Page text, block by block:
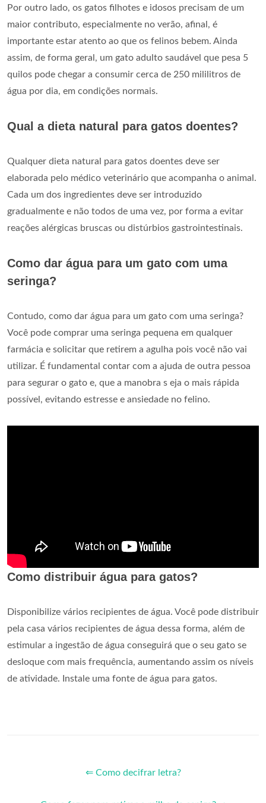
Por outro lado, os gatos filhotes e idosos precisam de um
maior contributo, especialmente no verão, afinal, é
importante estar atento ao que os felinos bebem. Ainda
assim, de forma geral, um gato adulto saudável que pesa 5
quilos pode chegar a consumir cerca de 250 mililitros de
água por dia, em condições normais.
Qual a dieta natural para gatos doentes?
Qualquer dieta natural para gatos doentes deve ser
elaborada pelo médico veterinário que acompanha o animal.
Cada um dos ingredientes deve ser introduzido
gradualmente e não todos de uma vez, por forma a evitar
reações alérgicas bruscas ou distúrbios gastrointestinais.
Como dar água para um gato com uma
seringa?
Contudo, como dar água para um gato com uma seringa?
Você pode comprar uma seringa pequena em qualquer
farmácia e solicitar que retirem a agulha pois você não vai
utilizar. É fundamental contar com a ajuda de outra pessoa
para segurar o gato e, que a manobra s eja o mais rápida
possível, evitando estresse e ansiedade no felino.
Como distribuir água para gatos?
Disponibilize vários recipientes de água. Você pode distribuir
pela casa vários recipientes de água dessa forma, além de
estimular a ingestão de água conseguirá que o seu gato se
desloque com mais frequência, aumentando assim os níveis
de atividade. Instale uma fonte de água para gatos.
⇐ Como decifrar letra?